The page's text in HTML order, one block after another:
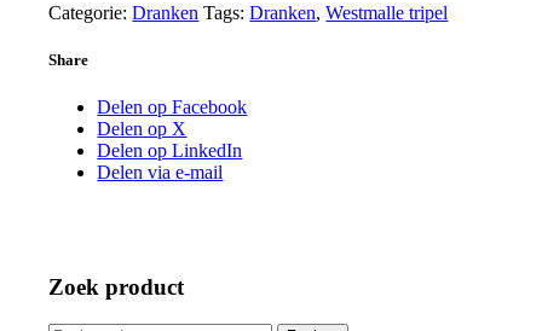
Categorie:Dranken Tags:Dranken,Westmalle tripel
Share
Delen op Facebook
Delen op X
Delen op LinkedIn
Delen via e-mail
Zoek product